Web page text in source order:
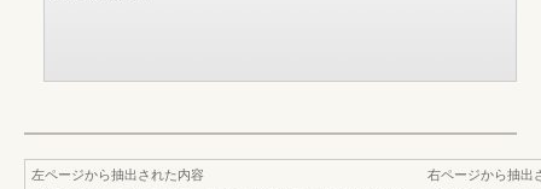
左ページから抽出された内容
右ページから抽出